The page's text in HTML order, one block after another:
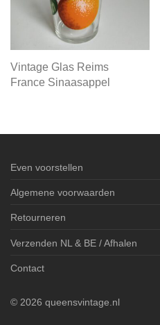
Vintage Glas Reims
France Sinaasappel
Even voorstellen
Algemene voorwaarden
Retourneren
Verzenden NL & BE / Afhalen
Contact
© 2026 queensvintage.nl